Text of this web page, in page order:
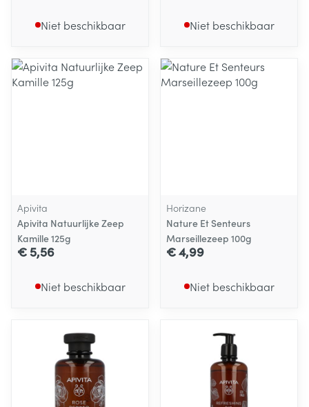
Niet beschikbaar Niet beschikbaar
Apivita
Apivita Natuurlijke Zeep
Kamille 125g
€ 5,56
Niet beschikbaar
Horizane
Nature Et Senteurs
Marseillezeep 100g
€ 4,99
Niet beschikbaar